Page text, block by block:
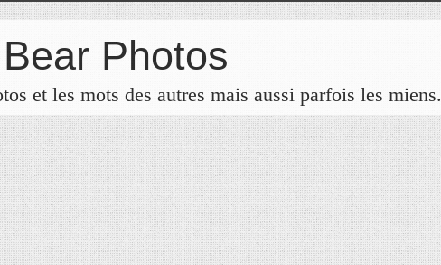
Photos
et les mots des autres mais aussi parfois les miens.